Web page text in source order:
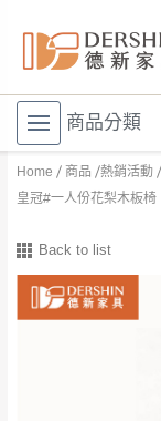
商品分類
Home 商品 熱銷活動
皇冠#一人份花梨木板椅
Back to list